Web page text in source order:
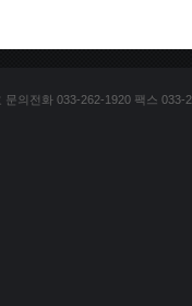
의전화 033-262-1920 팩스 033-